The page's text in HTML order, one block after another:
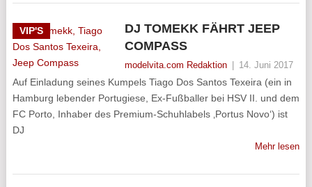
VIP'S
DJ TOMEKK FÄHRT JEEP
COMPASS
modelvita.com Redaktion 14. Juni 2017
Auf Einladung seines Kumpels Tiago Dos Santos Texeira (ein in
Hamburg lebender Portugiese, Ex-Fußballer bei HSV II. und dem
FC Porto, Inhaber des Premium-Schuhlabels ‚Portus Novo‘) ist
DJ
Mehr lesen